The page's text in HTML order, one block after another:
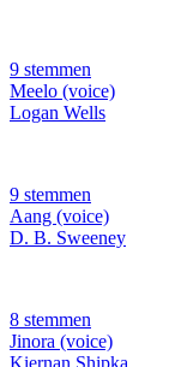
9 stemmen
Meelo (voice)
Logan Wells
9 stemmen
Aang (voice)
D. B. Sweeney
8 stemmen
Jinora (voice)